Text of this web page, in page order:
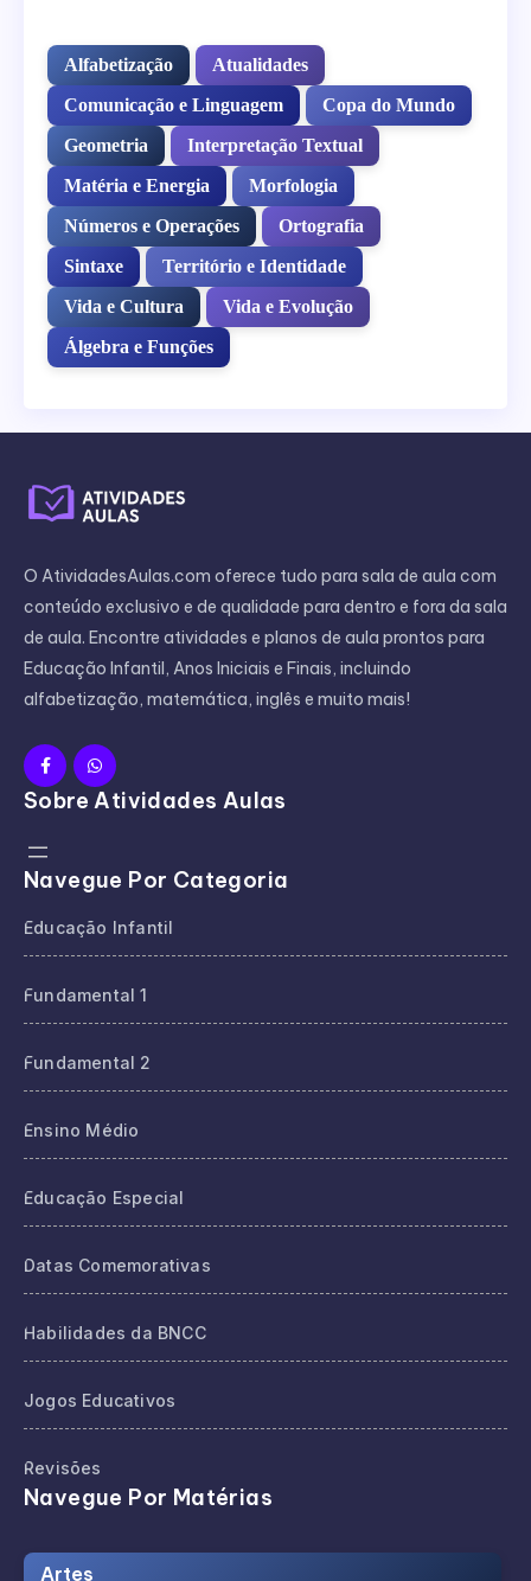
Alfabetização
Atualidades
Comunicação e Linguagem
Copa do Mundo
Geometria
Interpretação Textual
Matéria e Energia
Morfologia
Números e Operações
Ortografia
Sintaxe
Território e Identidade
Vida e Cultura
Vida e Evolução
Álgebra e Funções
O AtividadesAulas.com oferece tudo para sala de aula com
conteúdo exclusivo e de qualidade para dentro e fora da sala
de aula. Encontre atividades e planos de aula prontos para
Educação Infantil, Anos Iniciais e Finais, incluindo
alfabetização, matemática, inglês e muito mais!
Sobre Atividades Aulas
Navegue Por Categoria
Educação Infantil
Fundamental 1
Fundamental 2
Ensino Médio
Educação Especial
Datas Comemorativas
Habilidades da BNCC
Jogos Educativos
Revisões
Navegue Por Matérias
Artes